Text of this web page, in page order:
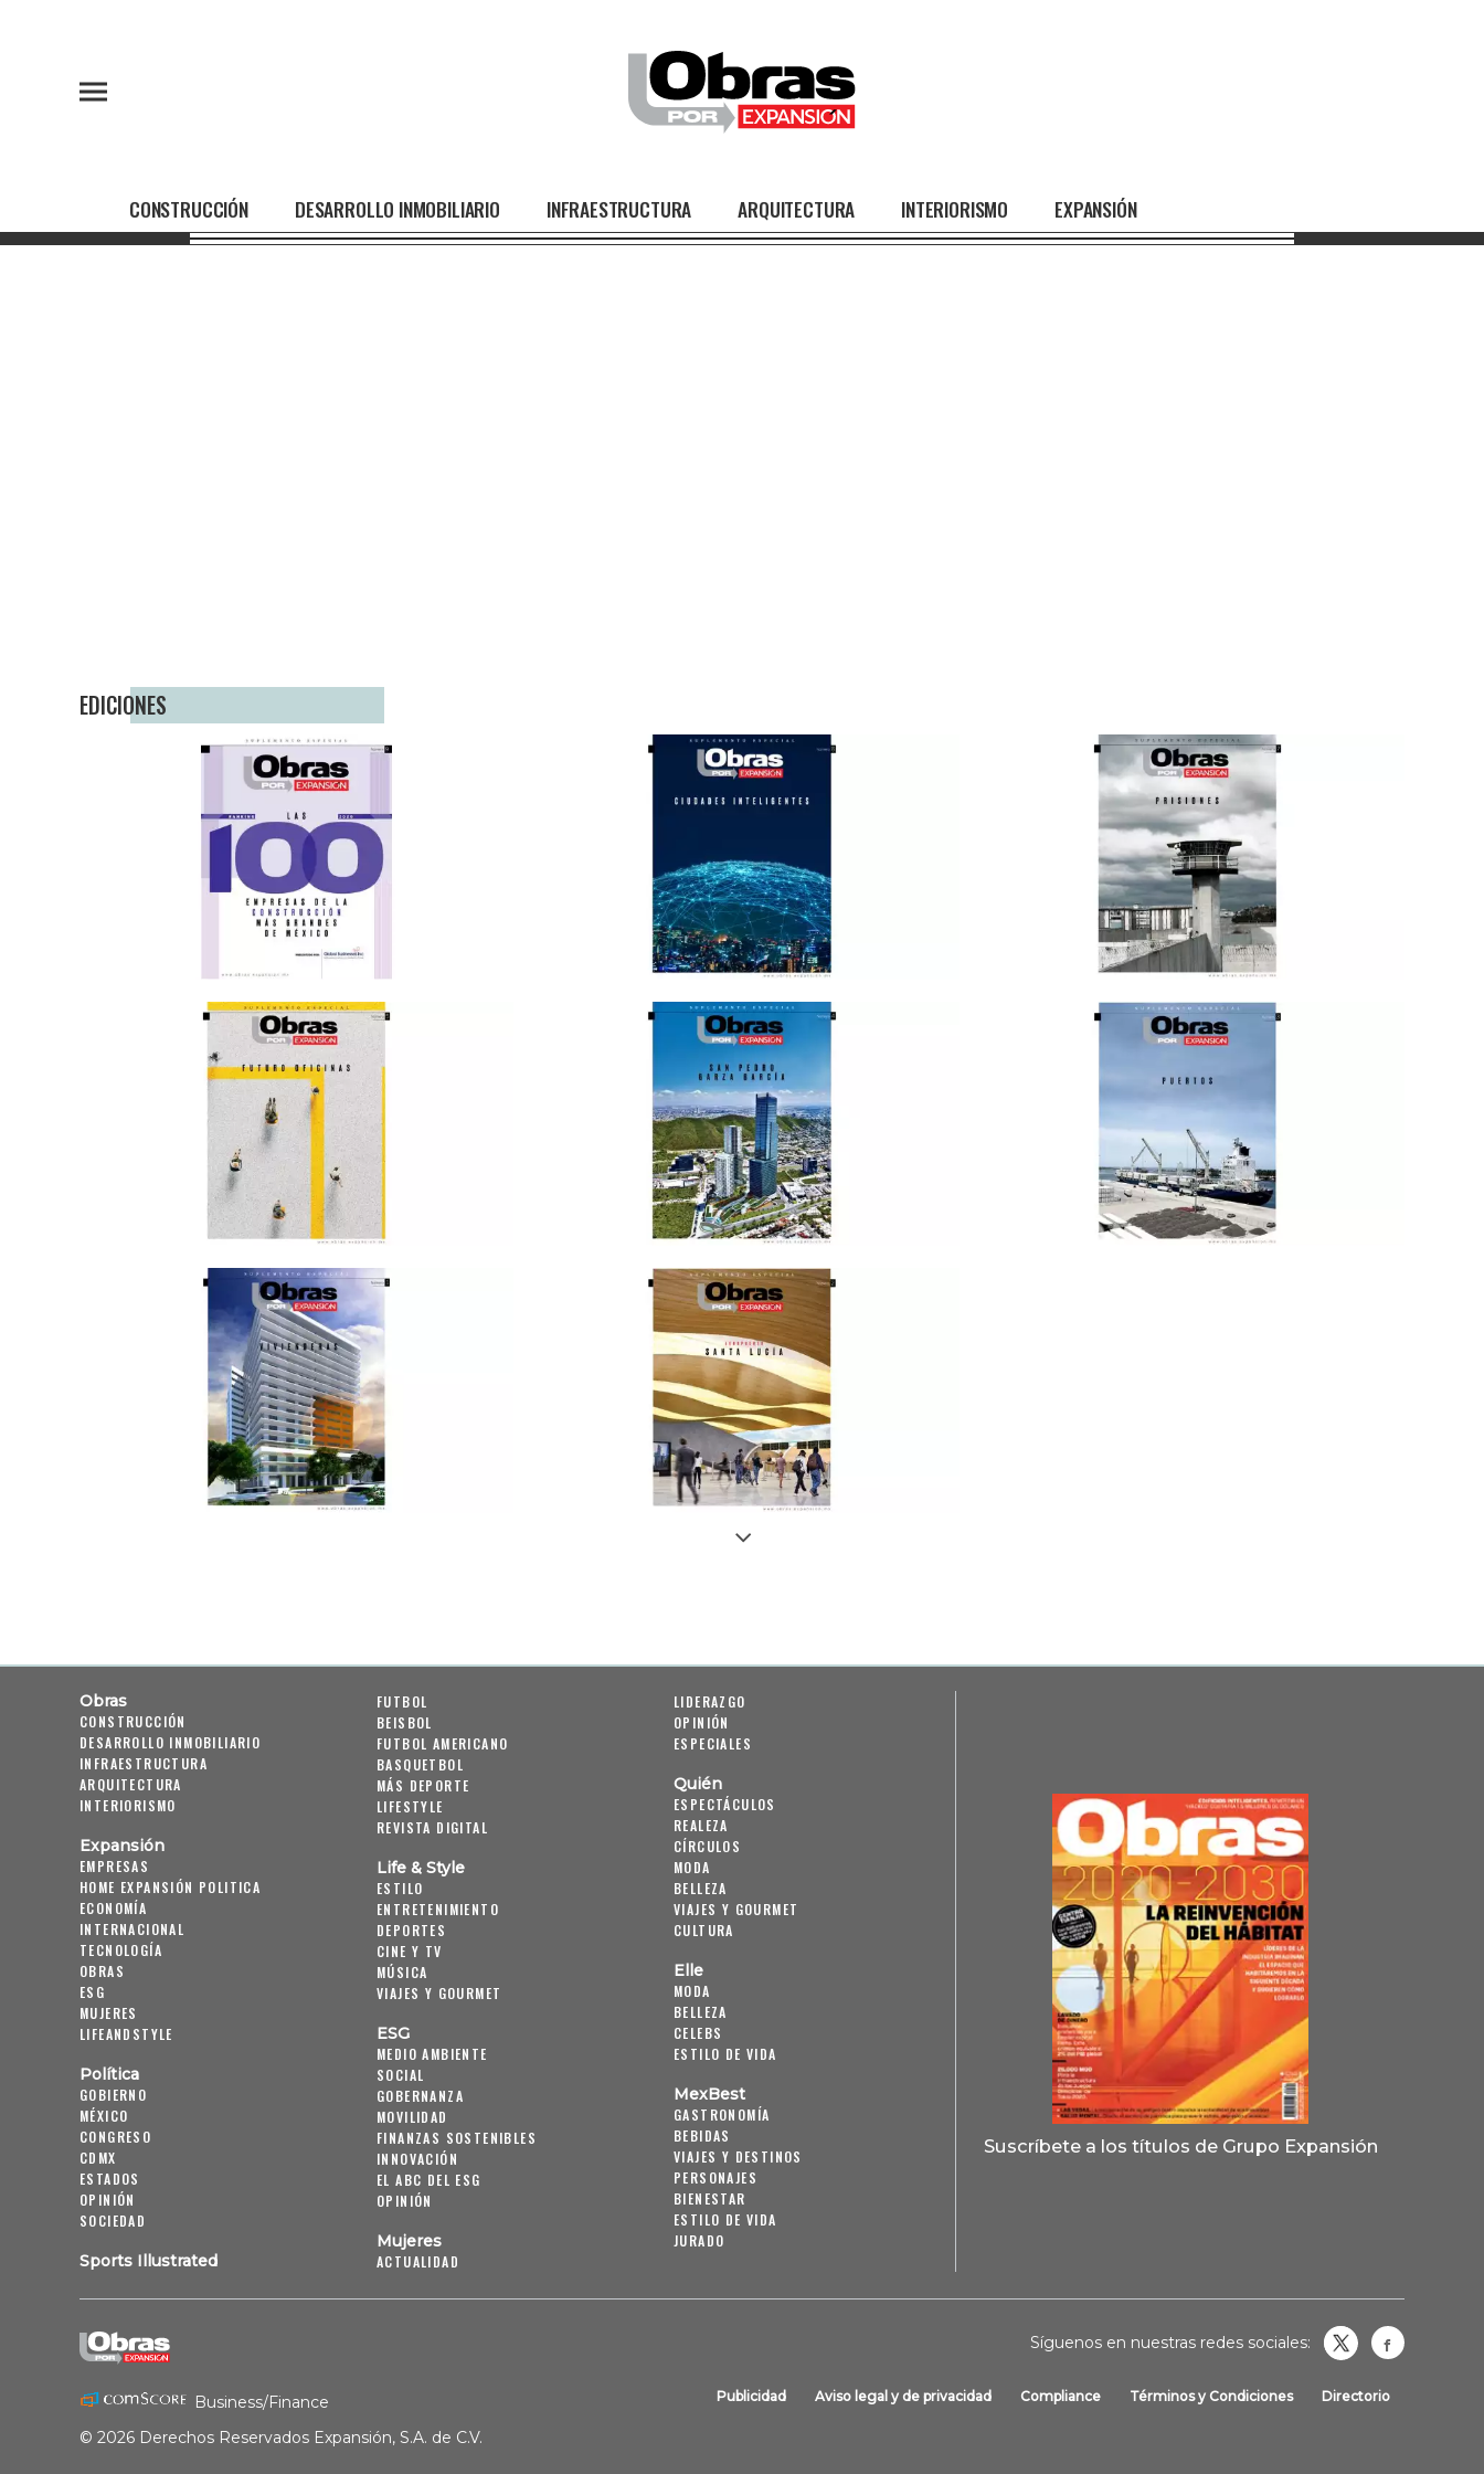
CONSTRUCCIÓN DESARROLLO INMOBILIARIO INFRAESTRUCTURA ARQUITECTURA INTERIORISMO EXPANSIÓN
EDICIONES
Obras
CONSTRUCCIÓN
DESARROLLO INMOBILIARIO
INFRAESTRUCTURA
ARQUITECTURA
INTERIORISMO
Expansión
EMPRESAS
HOME EXPANSIÓN POLITICA
ECONOMÍA
INTERNACIONAL
TECNOLOGÍA
OBRAS
ESG
MUJERES
LIFEANDSTYLE
Política
GOBIERNO
MÉXICO
CONGRESO
CDMX
ESTADOS
OPINIÓN
SOCIEDAD
Sports Illustrated
FUTBOL
BEISBOL
FUTBOL AMERICANO
BASQUETBOL
MÁS DEPORTE
LIFESTYLE
REVISTA DIGITAL
Life & Style
ESTILO
ENTRETENIMIENTO
DEPORTES
CINE Y TV
MÚSICA
VIAJES Y GOURMET
ESG
MEDIO AMBIENTE
SOCIAL
GOBERNANZA
MOVILIDAD
FINANZAS SOSTENIBLES
INNOVACIÓN
EL ABC DEL ESG
OPINIÓN
Mujeres
ACTUALIDAD
LIDERAZGO
OPINIÓN
ESPECIALES
Quién
ESPECTÁCULOS
REALEZA
CÍRCULOS
MODA
BELLEZA
VIAJES Y GOURMET
CULTURA
Elle
MODA
BELLEZA
CELEBS
ESTILO DE VIDA
MexBest
GASTRONOMÍA
BEBIDAS
VIAJES Y DESTINOS
PERSONAJES
BIENESTAR
ESTILO DE VIDA
JURADO
Suscríbete a los títulos de Grupo Expansión
Publicidad Aviso legal y de privacidad Compliance Términos y Condiciones Directorio
Síguenos en nuestras redes sociales:
Business/Finance
© 2026 Derechos Reservados Expansión, S.A. de C.V.